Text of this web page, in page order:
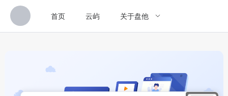
首页 云屿 关于盘他